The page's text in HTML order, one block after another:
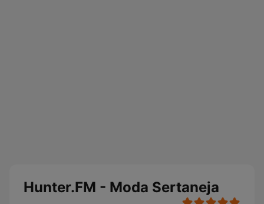
Hunter.FM - Moda Sertaneja